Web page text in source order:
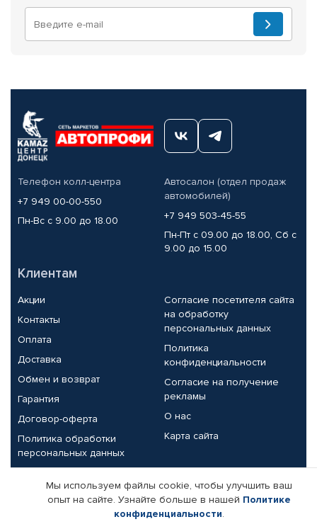
Телефон колл-центра
+7 949 00-00-550
Пн-Вс с 9.00 до 18.00
Автосалон (отдел продаж
автомобилей)
+7 949 503-45-55
Пн-Пт с 09.00 до 18.00, Сб с
9.00 до 15.00
Клиентам
Акции
Контакты
Оплата
Доставка
Обмен и возврат
Гарантия
Договор-оферта
Политика обработки
персональных данных
Согласие посетителя сайта
на обработку
персональных данных
Политика
конфиденциальности
Согласие на получение
рекламы
О нас
Карта сайта
Партнерам
Корпоративным клиентам
Реквизиты компании
Мы используем файлы cookie, чтобы улучшить ваш
опыт на сайте. Узнайте больше в нашей Политике
конфиденциальности.